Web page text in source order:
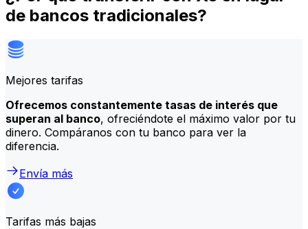
de bancos tradicionales?
Mejores tarifas
Ofrecemos constantemente tasas de interés que
superan al banco, ofreciéndote el máximo valor por tu
dinero. Compáranos con tu banco para ver la
diferencia.
Envía más
Tarifas más bajas